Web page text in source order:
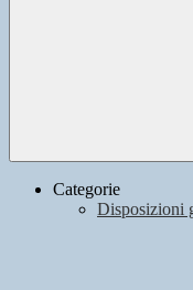
Categorie
Disposizioni